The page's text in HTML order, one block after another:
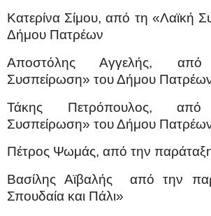
Κατερίνα Σίμου, από τη «Λαϊκή
Δήμου Πατρέων
Αποστόλης Αγγελής,
Συσπείρωση» του Δήμου
Τάκης Πετρόπουλος,
Συσπείρωση» του Δήμου
Πέτρος Ψωμάς, από την
Βασίλης Αϊβαλής
από την
Σπουδαία και Πάλι»